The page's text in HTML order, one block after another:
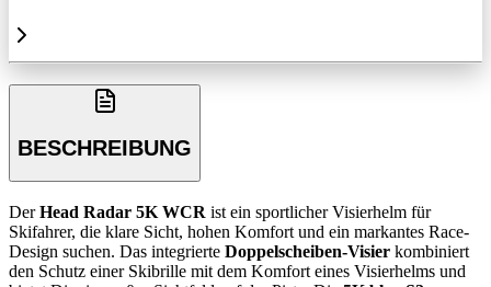
BESCHREIBUNG
DerHead Radar 5K WCR ist ein sportlicher Visierhelm für
Skifahrer, die klare Sicht, hohen Komfort und ein markantes Race-
Design suchen. Das integrierte Doppelscheiben-Visier kombiniert
den Schutz einer Skibrille mit dem Komfort eines Visierhelms und